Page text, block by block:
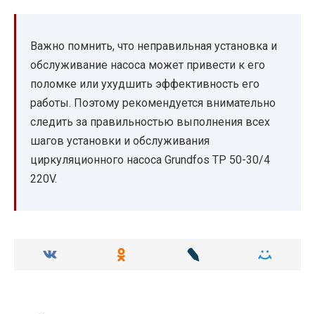
Важно помнить, что неправильная установка и
обслуживание насоса может привести к его
поломке или ухудшить эффективность его
работы. Поэтому рекомендуется внимательно
следить за правильностью выполнения всех
шагов установки и обслуживания
циркуляционного насоса Grundfos TP 50-30/4
220V.